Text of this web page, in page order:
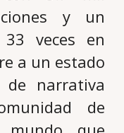
y un
veces en
a un estado
narrativa
de